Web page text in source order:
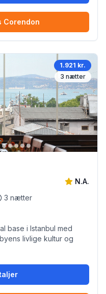
Corendon
1.921 kr.
3 nætter
N.A.
3 nætter
base i Istanbul med
livlige kultur og